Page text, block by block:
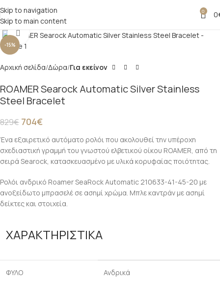
Skip to navigation
Skip to main content
0 0
-15%
Click to enlarge
Αρχική σελίδα Δώρα Για εκείνον
ROAMER Searock Automatic Silver Stainless
Steel Bracelet
829€ 704€
Ένα εξαιρετικό αυτόματο ρολόι που ακολουθεί την υπέροχη
σχεδιαστική γραμμή του γνωστού ελβετικού οίκου ROAMER, από τη
σειρά Searock, κατασκευασμένο με υλικά κορυφαίας ποιότητας.
Ρολόι ανδρικό Roamer SeaRock Automatic 210633-41-45-20 με
ανοξείδωτο μπρασελέ σε ασημί χρώμα. Μπλε καντράν με ασημί
δείκτες και στοιχεία.
ΧΑΡΑΚΤΗΡΙΣΤΙΚΑ
ΦΥΛΟ Ανδρικά